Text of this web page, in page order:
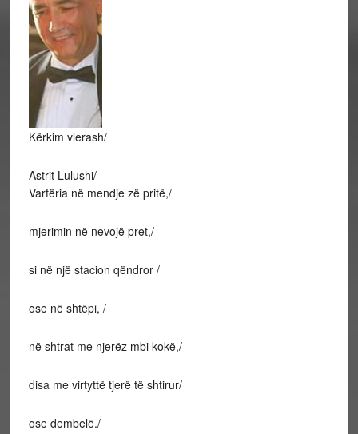
Kërkim vlerash/
Astrit Lulushi/
Varfëria në mendje zë pritë,/
mjerimin në nevojë pret,/
si në një stacion qëndror /
ose në shtëpi, /
në shtrat me njerëz mbi kokë,/
disa me virtyttë tjerë të shtirur/
ose dembelë./